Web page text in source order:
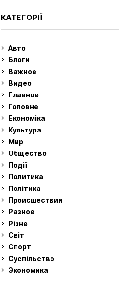
КАТЕГОРІЇ
Авто
Блоги
Важное
Видео
Главное
Головне
Економіка
Культура
Мир
Общество
Події
Политика
Політика
Происшествия
Разное
Різне
Світ
Спорт
Суспільство
Экономика